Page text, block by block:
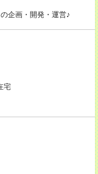
企画・開発・運営♪
宅